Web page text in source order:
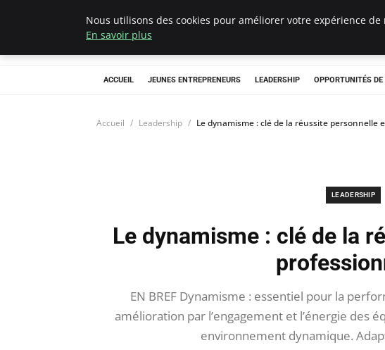
AIESEC France
ACCUEIL JEUNES ENTREPRENEURS LEADERSHIP OPPORTUNITÉS DE
Accueil Leadership Le dynamisme : clé de la réussite personnelle
LEADERSHIP
Le dynamisme : clé de la
EN BREF Dynamisme : essentiel pour la
amélioration par l’engagement et l’énergie des
environnement dynamique.
Nous utilisons des cookies pour améliorer votre expérience
En savoir plus